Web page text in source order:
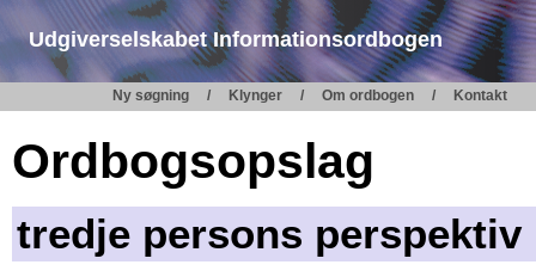
Udgiverselskabet Informationsordbogen
Ny søgning Klynger Om ordbogen Kontakt
Ordbogsopslag
tredje persons perspektiv